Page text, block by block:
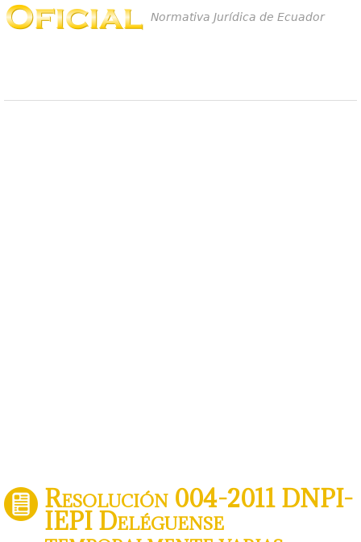
Normativa Jurídica de Ecuador
Resolución 004-2011 DNPI-
IEPI Deléguense